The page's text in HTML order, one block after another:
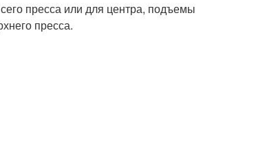
пресса или для центра, подъемы
пресса.